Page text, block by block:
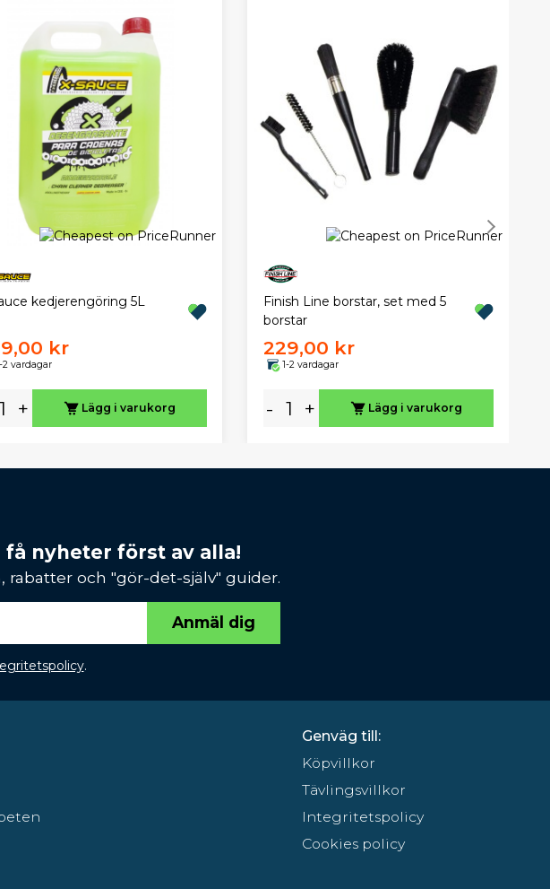
kedjerengöring 5L
kr
2 vardagar
+ Lägg i varukorg
Finish Line borstar, set med 5
borstar
229,00 kr
1-2 vardagar
- + Lägg i varukorg
nyheter först av alla!
och "gör-det-själv" guider.
Anmäl dig
.
Genväg till:
Köpvillkor
Tävlingsvillkor
Integritetspolicy
Cookies policy